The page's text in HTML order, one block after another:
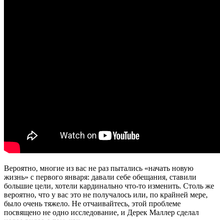
Вероятно, многие из вас не раз пытались «начать новую
жизнь» с первого января: давали себе обещания, ставили
большие цели, хотели кардинально что-то изменить. Столь же
вероятно, что у вас это не получалось или, по крайней мере,
было очень тяжело. Не отчаивайтесь, этой проблеме
посвящено не одно исследование, и Дерек Маллер сделал